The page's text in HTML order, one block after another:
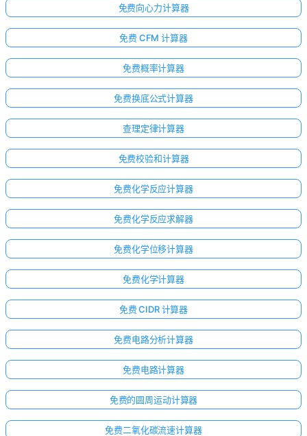
免费向心力计算器
免费 CFM 计算器
免费概率计算器
免费换底公式计算器
查理定律计算器
免费校验和计算器
免费化学反应计算器
免费化学反应求解器
免费化学位移计算器
免费化学计算器
免费 CIDR 计算器
免费电路分析计算器
免费电路计算器
免费的圆周运动计算器
免费二氧化碳流速计算器